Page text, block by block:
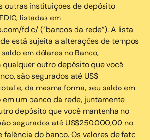
outras instituições de depósito
listadas em
fdic/ (“bancos da rede”). A lista
está sujeita a alterações de tempos
em dólares no Banco,
qualquer outro depósito que você
são segurados até US$
e, da mesma forma, seu saldo em
um banco da rede, juntamente
depósito que você mantenha no
segurados até US$250.000,00 no
falência do banco. Os valores de fato